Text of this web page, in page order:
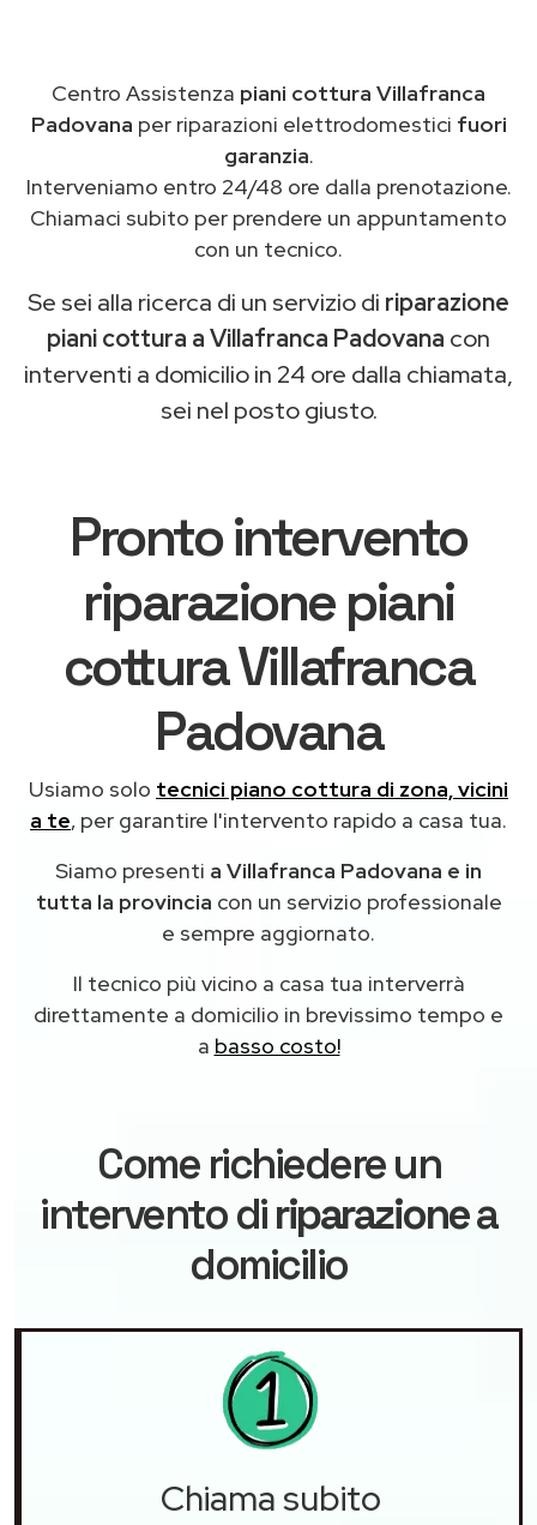
Centro Assistenza piani cottura Villafranca
Padovana per riparazioni elettrodomestici fuori
garanzia.
Interveniamo entro 24/48 ore dalla prenotazione.
Chiamaci subito per prendere un appuntamento
con un tecnico.
Se sei alla ricerca di un servizio di riparazione
piani cottura a Villafranca Padovana con
interventi a domicilio in 24 ore dalla chiamata,
sei nel posto giusto.
Pronto intervento
riparazione piani
cottura Villafranca
Padovana
Usiamo solo tecnici piano cottura di zona, vicini
a te, per garantire l'intervento rapido a casa tua.
Siamo presenti a Villafranca Padovana e in
tutta la provincia con un servizio professionale
e sempre aggiornato.
Il tecnico più vicino a casa tua interverrà
direttamente a domicilio in brevissimo tempo e
a basso costo!
Come richiedere un
intervento diriparazionea
domicilio
Chiama subito